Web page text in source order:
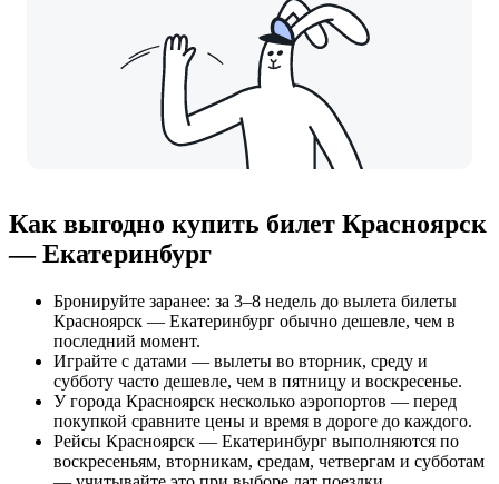
Как выгодно купить билет Красноярск
— Екатеринбург
Бронируйте заранее: за 3–8 недель до вылета билеты
Красноярск — Екатеринбург обычно дешевле, чем в
последний момент.
Играйте с датами — вылеты во вторник, среду и
субботу часто дешевле, чем в пятницу и воскресенье.
У города Красноярск несколько аэропортов — перед
покупкой сравните цены и время в дороге до каждого.
Рейсы Красноярск — Екатеринбург выполняются по
воскресеньям, вторникам, средам, четвергам и субботам